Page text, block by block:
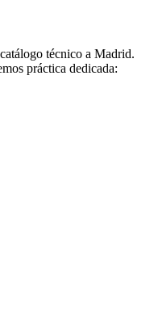
técnico a Madrid.
práctica dedicada: